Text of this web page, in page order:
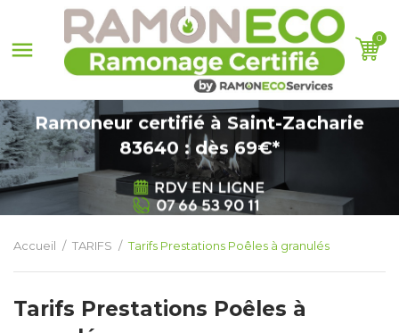
 0
Ramoneur certifié à Saint-Zacharie
83640 : dès 69€*
Accueil TARIFS Tarifs Prestations Poêles à granulés
Tarifs Prestations Poêles à